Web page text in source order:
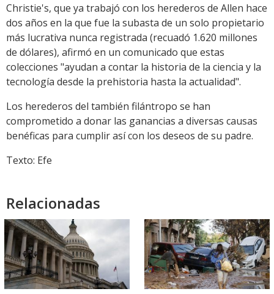
Christie's, que ya trabajó con los herederos de Allen hace
dos años en la que fue la subasta de un solo propietario
más lucrativa nunca registrada (recuadó 1.620 millones
de dólares), afirmó en un comunicado que estas
colecciones "ayudan a contar la historia de la ciencia y la
tecnología desde la prehistoria hasta la actualidad".
Los herederos del también filántropo se han
comprometido a donar las ganancias a diversas causas
benéficas para cumplir así con los deseos de su padre.
Texto: Efe
Relacionadas